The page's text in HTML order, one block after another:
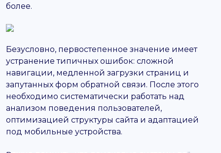
более.
Безусловно, первостепенное значение имеет
устранение типичных ошибок: сложной
навигации, медленной загрузки страниц и
запутанных форм обратной связи. После этого
необходимо систематически работать над
анализом поведения пользователей,
оптимизацией структуры сайта и адаптацией
под мобильные устройства.